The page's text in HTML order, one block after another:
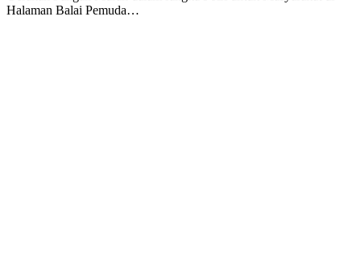
Halaman Balai Pemuda…